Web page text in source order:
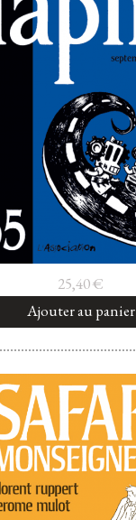
25,40€
Ajouter au panier